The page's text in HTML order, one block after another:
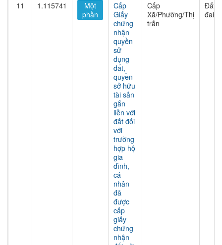
11 1.115741
Một
phần
Cấp
Giấy
chứng
nhận
quyền
sử
dụng
đất,
quyền
sở hữu
tài sản
gắn
liền với
đất đối
với
trường
hợp hộ
gia
đình,
cá
nhân
đã
được
cấp
giấy
chứng
nhận
Cấp
Xã/Phường/Thị
trấn
Đất
đai